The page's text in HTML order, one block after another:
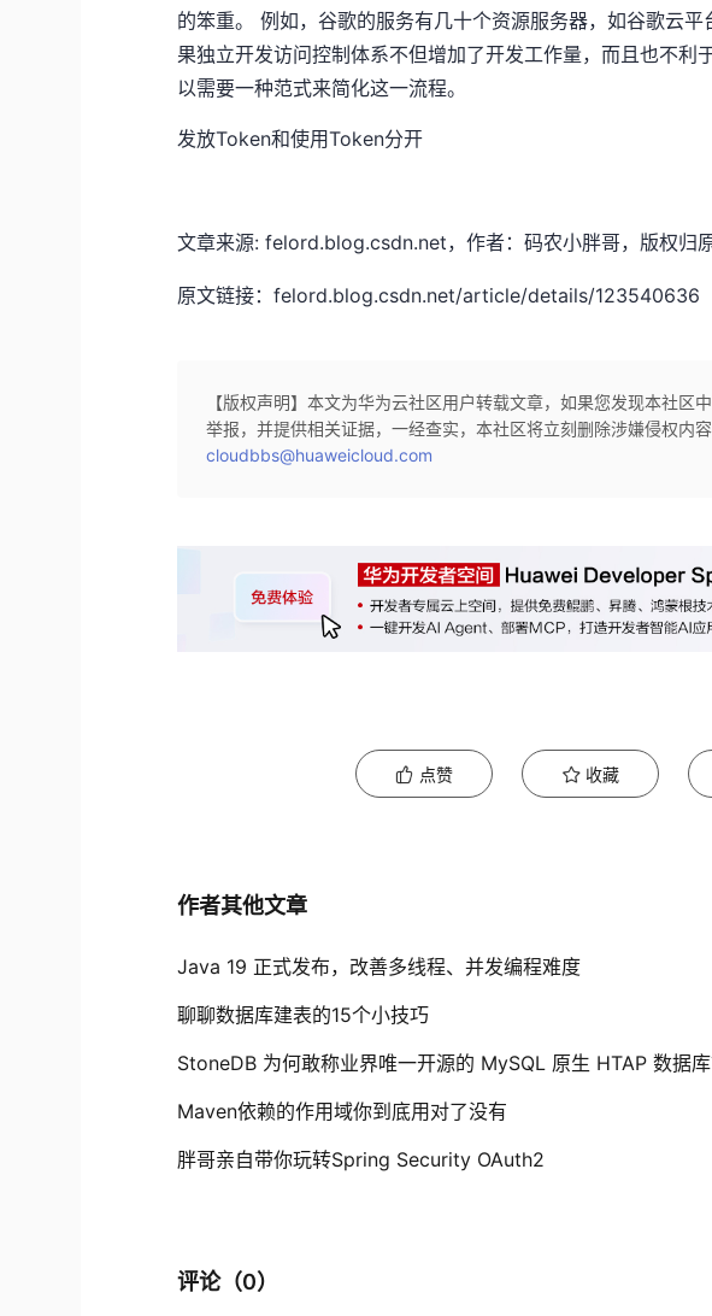
的笨重。 例如，谷歌的服务有几十个资源服务器，如谷歌云
果独立开发访问控制体系不但增加了开发工作量，而且也不利
以需要一种范式来简化这一流程。
发放Token和使用Token分开
文章来源: felord.blog.csdn.net，作者：码农小胖哥，版权归
原文链接：felord.blog.csdn.net/article/details/123540636
【版权声明】本文为华为云社区用户转载文章，如果您发现本社区
举报，并提供相关证据，一经查实，本社区将立刻删除涉嫌侵权内容
cloudbbs@huaweicloud.com
点赞 收藏
作者其他文章
Java 19 正式发布，改善多线程、并发编程难度
聊聊数据库建表的15个小技巧
StoneDB 为何敢称业界唯一开源的 MySQL 原生 HTAP 数据库
Maven依赖的作用域你到底用对了没有
胖哥亲自带你玩转Spring Security OAuth2
评论（0）